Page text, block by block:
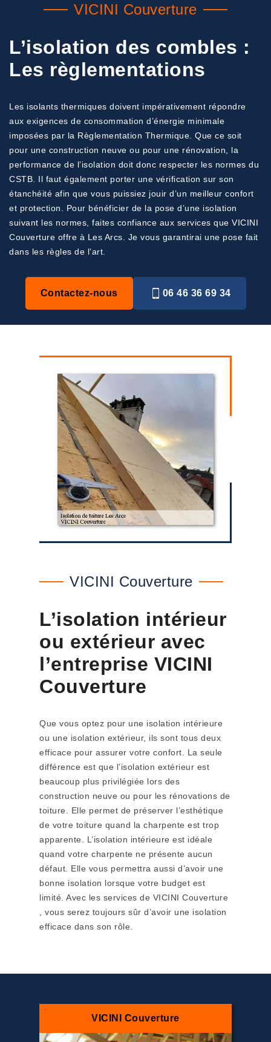
VICINI Couverture
L’isolation des combles :
Les règlementations
Les isolants thermiques doivent impérativement répondre
aux exigences de consommation d’énergie minimale
imposées par la Règlementation Thermique. Que ce soit
pour une construction neuve ou pour une rénovation, la
performance de l’isolation doit donc respecter les normes du
CSTB. Il faut également porter une vérification sur son
étanchéité afin que vous puissiez jouir d’un meilleur confort
et protection. Pour bénéficier de la pose d’une isolation
suivant les normes, faites confiance aux services que VICINI
Couverture offre à Les Arcs. Je vous garantirai une pose fait
dans les règles de l’art.
Contactez-nous 06 46 36 69 34
VICINI Couverture
L’isolation intérieur
ou extérieur avec
l’entreprise VICINI
Couverture
Que vous optez pour une isolation intérieure
ou une isolation extérieur, ils sont tous deux
efficace pour assurer votre confort. La seule
différence est que l’isolation extérieur est
beaucoup plus privilégiée lors des
construction neuve ou pour les rénovations de
toiture. Elle permet de préserver l’esthétique
de votre toiture quand la charpente est trop
apparente. L’isolation intérieure est idéale
quand votre charpente ne présente aucun
défaut. Elle vous permettra aussi d’avoir une
bonne isolation lorsque votre budget est
limité. Avec les services de VICINI Couverture
, vous serez toujours sûr d’avoir une isolation
efficace dans son rôle.
VICINI Couverture